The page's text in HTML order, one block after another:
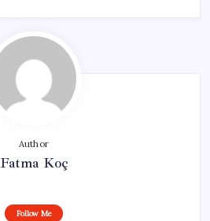
Author
Fatma Koç
Follow Me